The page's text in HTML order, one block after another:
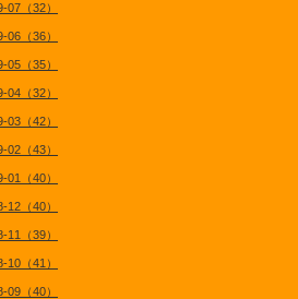
07（32）
06（36）
05（35）
04（32）
03（42）
02（43）
01（40）
12（40）
11（39）
10（41）
09（40）